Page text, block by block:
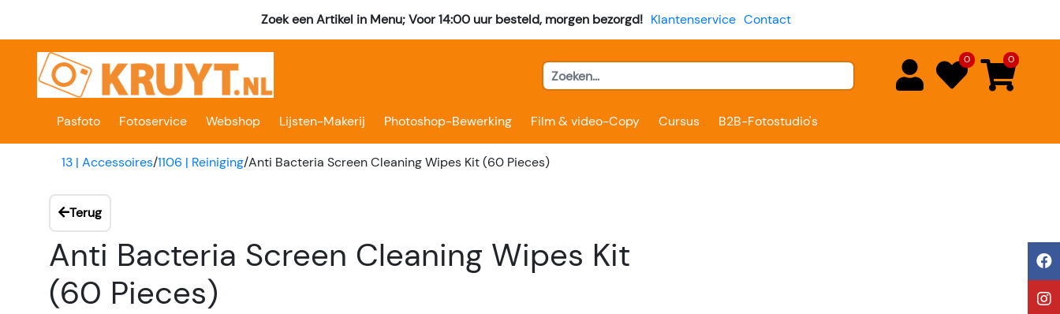
Zoek een Artikel in Menu; Voor 14:00 uur besteld, morgen bezorgd! Klantenservice Contact
0 0
Pasfoto Fotoservice Webshop Lijsten-Makerij Photoshop-Bewerking Film & video-Copy Cursus B2B-Fotostudio's
13 | Accessoires/1106 | Reiniging/Anti Bacteria Screen Cleaning Wipes Kit (60 Pieces)
Terug
Anti Bacteria Screen Cleaning Wipes Kit
(60 Pieces)